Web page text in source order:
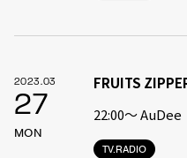
2023.03
27
MON
TV.RADIO
FRUITS
22:00〜 AuDee